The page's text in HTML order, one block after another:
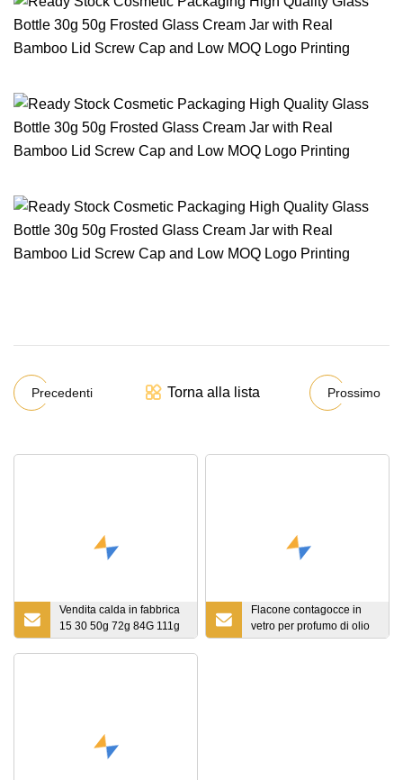
Precedenti Torna alla lista Prossimo
Vendita calda in fabbrica
15 30 50g 72g 84G 111g
Barattolo di crema
Flacone contagocce in
vetro per profumo di olio
essenziale ambrato con